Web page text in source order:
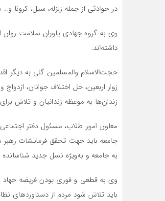
در حوادثی از جمله زلزله، سیل،
وی به گروه جهادی یاوران سلامت
داشته‌اند.
حجت‌الاسلام والمسلمین گلی به دیگر
زوار اربعین، حل اختلاف جوانان،
زندان‌ها به موعظه زندانیان و تلاش
معاون امور طلاب، مسئول دفتر
جامعه باید جهت تحقق فرمایشات رهبر
به جامعه و به‌ویژه نسل جدید
وی به قطعی و فوری بودن فریضه جهاد
باید تلاش شود مردم از دستاوردهای